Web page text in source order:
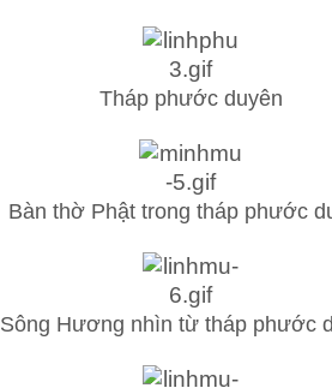
Tháp phước duyên
Bàn thờ Phật trong tháp phước
Sông Hương nhìn từ tháp phước